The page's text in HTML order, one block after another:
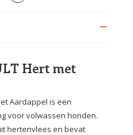
Hert met
Aardappel is een
voor volwassen honden.
hertenvlees en bevat